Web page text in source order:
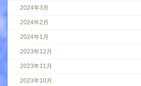
2024年3月
2024年2月
2024年1月
2023年12月
2023年11月
2023年10月